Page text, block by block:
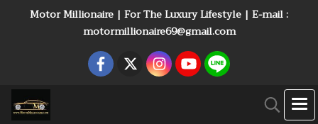
Motor Millionaire | For The Luxury Lifestyle | E-mail :
motormillionaire69@gmail.com